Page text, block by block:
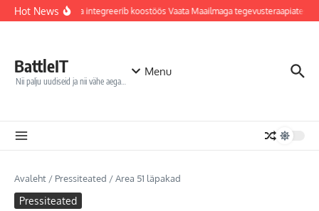
Sisu juurde
Hot NewsJõhvi haigla integreerib koostöös Vaata Maailmaga
BattleIT
Nii palju uudiseid ja nii vähe aega…
Menu
Avaleht / Pressiteated /Area 51 läpakad
Pressiteated